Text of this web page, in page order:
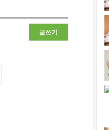
글쓰기